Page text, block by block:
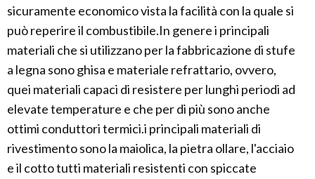
sicuramente economico vista la facilità con la quale si
può reperire il combustibile.In genere i principali
materiali che si utilizzano per la fabbricazione di stufe
a legna sono ghisa e materiale refrattario, ovvero,
quei materiali capaci di resistere per lunghi periodi ad
elevate temperature e che per di più sono anche
ottimi conduttori termici.i principali materiali di
rivestimento sono la maiolica, la pietra ollare, l'acciaio
e il cotto tutti materiali resistenti con spiccate